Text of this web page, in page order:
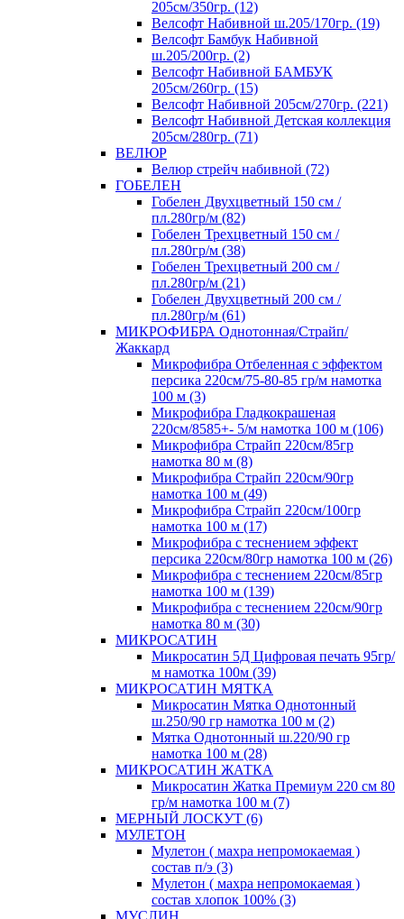
205см/350гр. (12)
Велсофт Набивной ш.205/170гр. (19)
Велсофт Бамбук Набивной
ш.205/200гр. (2)
Велсофт Набивной БАМБУК
205см/260гр. (15)
Велсофт Набивной 205см/270гр. (221)
Велсофт Набивной Детская коллекция
205см/280гр. (71)
ВЕЛЮР
Велюр стрейч набивной (72)
ГОБЕЛЕН
Гобелен Двухцветный 150 см /
пл.280гр/м (82)
Гобелен Трехцветный 150 см /
пл.280гр/м (38)
Гобелен Трехцветный 200 см /
пл.280гр/м (21)
Гобелен Двухцветный 200 см /
пл.280гр/м (61)
МИКРОФИБРА Однотонная/Страйп/
Жаккард
Микрофибра Отбеленная с эффектом
персика 220см/75-80-85 гр/м намотка
100 м (3)
Микрофибра Гладкокрашеная
220см/8585+- 5/м намотка 100 м (106)
Микрофибра Страйп 220см/85гр
намотка 80 м (8)
Микрофибра Страйп 220см/90гр
намотка 100 м (49)
Микрофибра Страйп 220см/100гр
намотка 100 м (17)
Микрофибра с теснением эффект
персика 220см/80гр намотка 100 м (26)
Микрофибра с теснением 220см/85гр
намотка 100 м (139)
Микрофибра с теснением 220см/90гр
намотка 80 м (30)
МИКРОСАТИН
Микросатин 5Д Цифровая печать 95гр/
м намотка 100м (39)
МИКРОСАТИН МЯТКА
Микросатин Мятка Однотонный
ш.250/90 гр намотка 100 м (2)
Мятка Однотонный ш.220/90 гр
намотка 100 м (28)
МИКРОСАТИН ЖАТКА
Микросатин Жатка Премиум 220 см 80
гр/м намотка 100 м (7)
МЕРНЫЙ ЛОСКУТ (6)
МУЛЕТОН
Мулетон ( махра непромокаемая )
состав п/э (3)
Мулетон ( махра непромокаемая )
состав хлопок 100% (3)
МУСЛИН